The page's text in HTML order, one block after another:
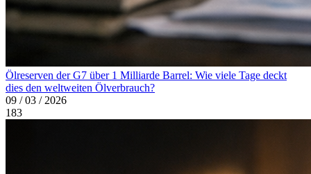
Ölreserven der G7 über 1 Milliarde Barrel: Wie viele Tage deckt
dies den weltweiten Ölverbrauch?
09 / 03 / 2026
183